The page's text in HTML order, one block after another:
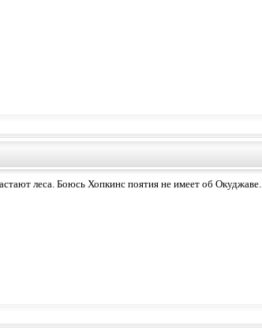
леса. Боюсь Хопкинс поятия не имеет об Окуджаве.